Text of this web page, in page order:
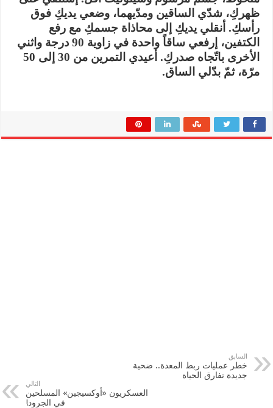
ظهركِ، شدّي الساقين ومدّيهما، وضعي يديكِ فوق
رأسكِ. أنقلي يديكِ إلى محاذاة جسمكِ مع رفع
الكتفين، إرفعي ساقاً واحدة في زاوية 90 درجة واثني
الأخرى باتّجاه صدركِ. أعيدي التمرين من 30 إلى 50
مرّة، ثمّ بدّلي الساق.
السابق
خطر عمليات ربط المعدة.. ضحية
جديدة تفارق الحياة
التالي
العسكريون «أوكسيجين» المسلحين
في الجرود!